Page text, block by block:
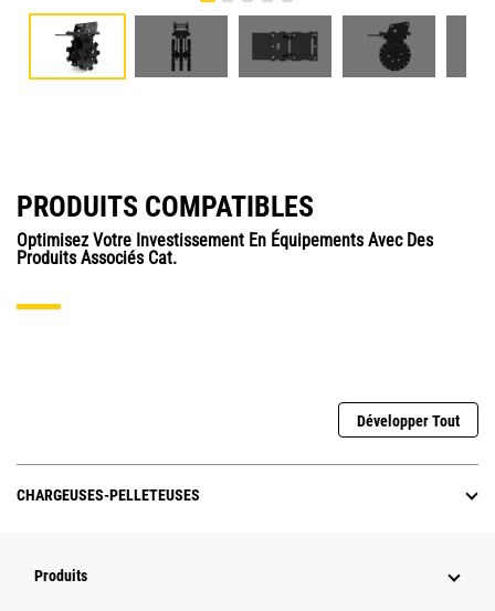
PRODUITS COMPATIBLES
Optimisez Votre Investissement En Équipements Avec Des
Produits Associés Cat.
Développer Tout
CHARGEUSES-PELLETEUSES
Produits